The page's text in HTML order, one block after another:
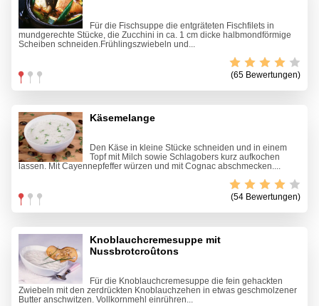
Für die Fischsuppe die entgräteten Fischfilets in
mundgerechte Stücke, die Zucchini in ca. 1 cm dicke halbmondförmige
Scheiben schneiden.Frühlingszwiebeln und...
(65 Bewertungen)
Käsemelange
Den Käse in kleine Stücke schneiden und in einem
Topf mit Milch sowie Schlagobers kurz aufkochen
lassen. Mit Cayennepfeffer würzen und mit Cognac abschmecken....
(54 Bewertungen)
Knoblauchcremesuppe mit
Nussbrotcroûtons
Für die Knoblauchcremesuppe die fein gehackten
Zwiebeln mit den zerdrückten Knoblauchzehen in etwas geschmolzener
Butter anschwitzen. Vollkornmehl einrühren...